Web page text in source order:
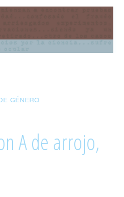
género
A de arrojo,